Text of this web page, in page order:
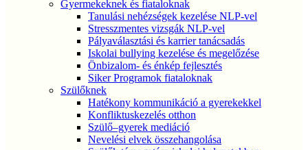
Gyermekeknek és fiataloknak
Tanulási nehézségek kezelése NLP-vel
Stresszmentes vizsgák NLP-vel
Pályaválasztási és karrier tanácsadás
Iskolai bullying kezelése és megelőzése
Önbizalom- és énkép fejlesztés
Siker Programok fiataloknak
Szülőknek
Hatékony kommunikáció a gyerekekkel
Konfliktuskezelés otthon
Szülő–gyerek mediáció
Nevelési elvek összehangolása